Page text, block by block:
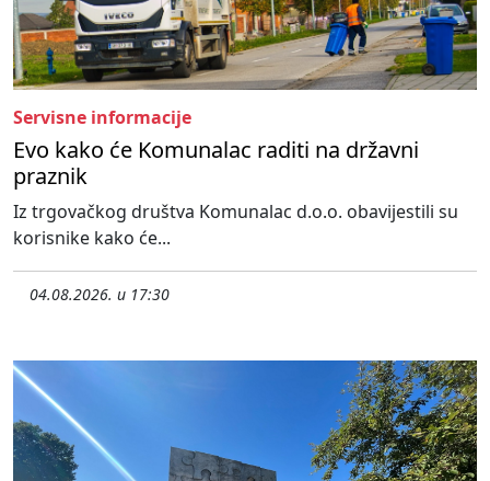
Servisne informacije
Evo kako će Komunalac raditi na državni
praznik
Iz trgovačkog društva Komunalac d.o.o. obavijestili su
korisnike kako će...
04.08.2026. u 17:30